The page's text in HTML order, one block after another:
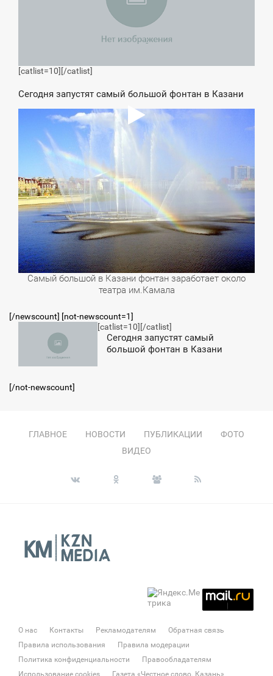
[catlist=10] [/catlist]
Cегодня запустят самый большой фонтан в Казани
Самый большой в Казани фонтан заработает около
театра им.Камала
[/newscount] [not-newscount=1]
[catlist=10] [/catlist]
Cегодня запустят самый
большой фонтан в Казани
[/not-newscount]
ГЛАВНОЕ НОВОСТИ ПУБЛИКАЦИИ
ФОТО
ВИДЕО
О нас Контакты Рекламодателям
Обратная связь
Правила использования
Правила модерации
Политика конфиденциальности
Правообладателям
Использование cookies
Газета «Честное слово. Казань»